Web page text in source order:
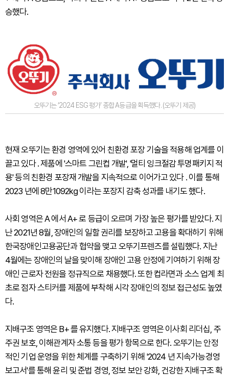
승했다.
오뚜기는 ‘2024 ESG 평가’ 종합 A등급을 획득했다. (오뚜기 제공)
현재 오뚜기는 환경 영역에 있어 친환경 포장 기술을 적용해 업계를 이
끌고 있다 . 제품에 '스마트 그린컵 개발', '멀티 잉크절감 투명패키지 적
용' 등의 친환경 포장재 개발을 지속적으로 이어가고 있다 . 이를 통해
2023 년에 8만1092㎏ 이라는 포장지 감축 성과를 내기도 했다.
사회 영역은 A 에서 A+ 로 등급이 오르며 가장 높은 평가를 받았다. 지
난 2021년 8월, 장애인의 일할 권리를 보장하고 고용을 확대하기 위해
한국장애인고용공단과 협약을 맺고 오뚜기프렌즈를 설립했다. 지난
4월에는 장애인의 날을 맞이해 장애인 고용 안정에 기여하기 위해 장
애인 근로자 전원을 정규직으로 채용했다. 또한 컵라면과 소스 업계 최
초로 점자 스티커를 제품에 부착해 시각 장애인의 정보 접근성도 높였
다.
지배구조 영역은 B+ 를 유지했다. 지배구조 영역은 이사회 리더십, 주
주권 보호, 이해관계자 소통 등을 평가 항목으로 한다. 오뚜기는 안정
적인 기업 운영을 위한 체계를 구축하기 위해 '2024 년 지속가능경영
보고서'를 통해 윤리 및 준법 경영, 정보 보안 강화, 건강한 지배구조 확